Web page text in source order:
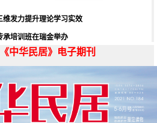
发力提升理论学习实效
培训班在瑞金举办
《中华民居》电子期刊